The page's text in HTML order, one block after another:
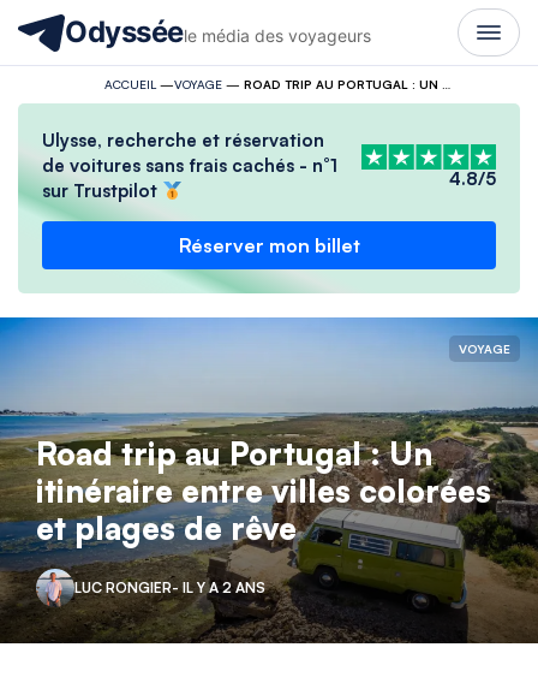
Odysséele média des voyageurs
ACCUEIL —VOYAGE—
Ulysse, recherche et réservation
de voitures sans frais cachés - n°1
sur Trustpilot
4.8/5
Réserver mon billet
VOYAGE
Road trip au Portugal : Un
itinéraire entre villes colorées
et plages de rêve
LUC RONGIER- IL Y A 2 ANS